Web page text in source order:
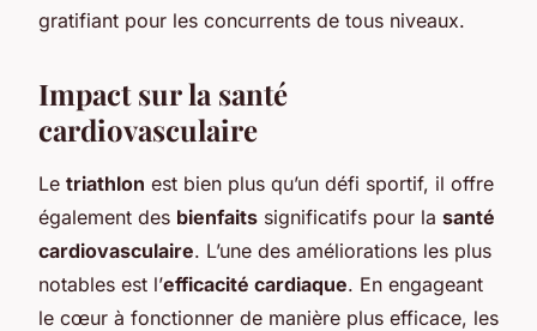
gratifiant pour les concurrents de tous niveaux.
Impact sur la santé
cardiovasculaire
Le triathlon est bien plus qu’un défi sportif, il offre
également des bienfaits significatifs pour la santé
cardiovasculaire. L’une des améliorations les plus
notables est l’efficacité cardiaque. En engageant
le cœur à fonctionner de manière plus efficace, les